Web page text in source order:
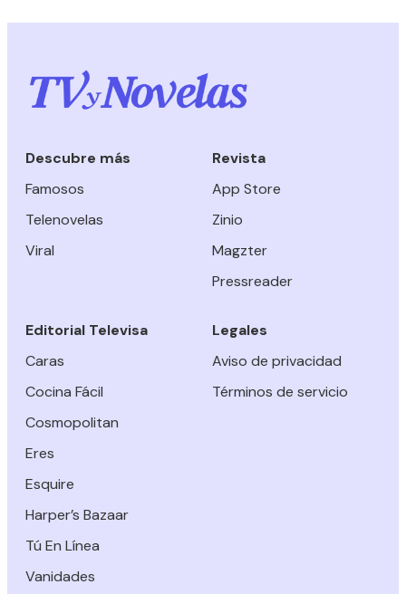
Descubre más
Famosos
Telenovelas
Viral
Revista
App Store
Zinio
Magzter
Pressreader
Editorial Televisa
Caras
Cocina Fácil
Cosmopolitan
Eres
Esquire
Harper’s Bazaar
Tú En Línea
Vanidades
Legales
Aviso de privacidad
Términos de servicio